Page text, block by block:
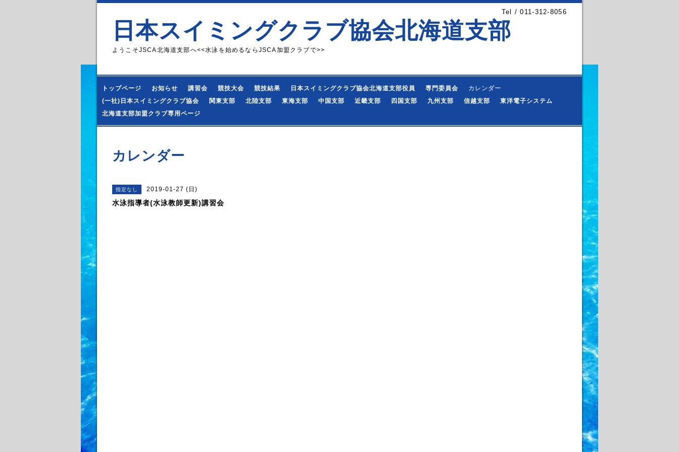
Tel / 011-312-8056
日本スイミングクラブ協会北海道支部
ようこそJSCA北海道支部へ<<水泳を始めるならJSCA加盟クラブで>>
トップページ お知らせ 講習会 競技大会 競技結果 日本スイミングクラブ協会北海道支部役員 専門委員会
カレンダー
(一社)日本スイミングクラブ協会
関東支部 北陸支部 東海支部 中国支部 近畿支部 四国支部 九州支部 信越支部
東洋電子システム
北海道支部加盟クラブ専用ページ
カレンダー
指定なし 2019-01-27 (日)
水泳指導者(水泳教師更新)講習会